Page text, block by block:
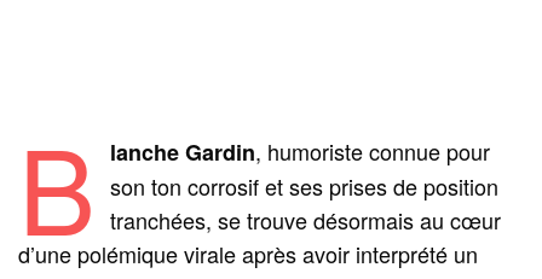
B lanche Gardin, humoriste connue pour
son ton corrosif et ses prises de position
tranchées, se trouve désormais au cœur
d’une polémique virale après avoir interprété un